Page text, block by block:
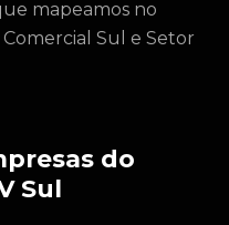
mapeamos no
Sul e Setor
do
Sul